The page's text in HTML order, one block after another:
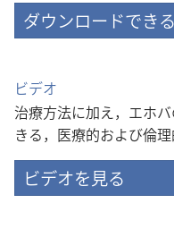
ダウンロードでき
ビデオ
治療方法に加え，エホ
きる，医療的および倫
ビデオを見る